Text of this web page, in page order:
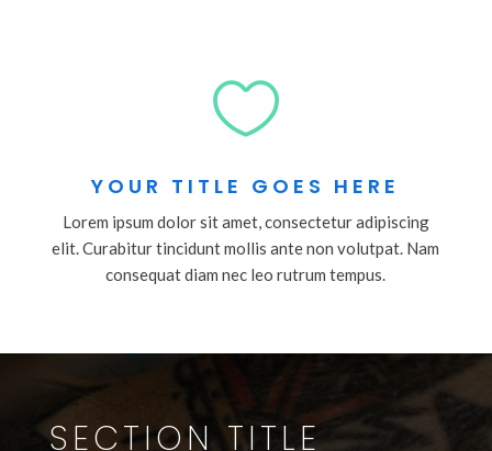

YOUR TITLE GOES HERE
Lorem ipsum dolor sit amet, consectetur adipiscing
elit. Curabitur tincidunt mollis ante non volutpat. Nam
consequat diam nec leo rutrum tempus.
SECTION TITLE